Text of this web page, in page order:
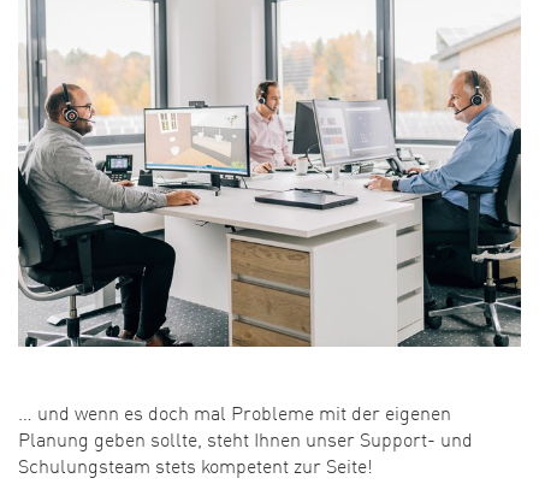
… und wenn es doch mal Probleme mit der eigenen
Planung geben sollte, steht Ihnen unser Support- und
Schulungsteam stets kompetent zur Seite!